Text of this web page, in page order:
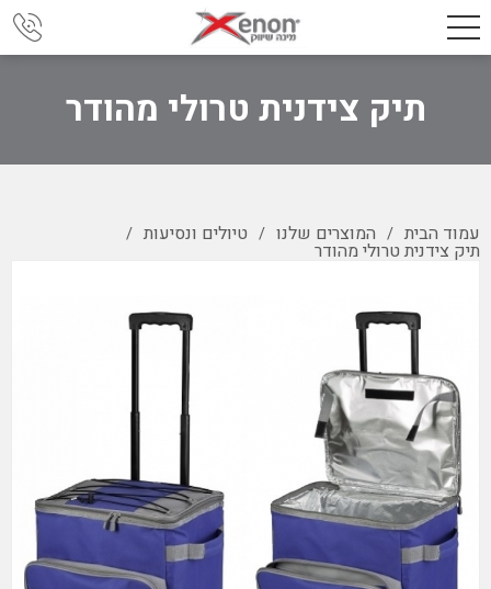
תיק צידנית טרולי מהודר
עמוד הבית / המוצרים שלנו / טיולים ונסיעות /
תיק צידנית טרולי מהודר